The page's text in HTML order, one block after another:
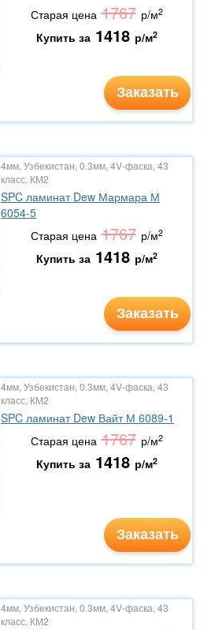
Старая цена 1767 р/м2
Купить за 1418 р/м2
Заказать
4мм, Узбекистан, 0.3мм, 4V-фаска, 43
класс, КМ2
SPC ламинат Dew Мармара М
6054-5
Старая цена 1767 р/м2
Купить за 1418 р/м2
Заказать
4мм, Узбекистан, 0.3мм, 4V-фаска, 43
класс, КМ2
SPC ламинат Dew Вайт М 6089-1
Старая цена 1767 р/м2
Купить за 1418 р/м2
Заказать
4мм, Узбекистан, 0.3мм, 4V-фаска, 43
класс, КМ2